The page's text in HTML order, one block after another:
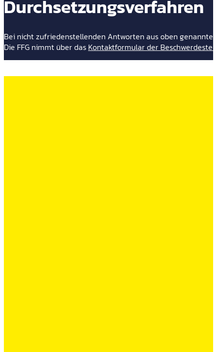
Durchsetzungsverfahren
Bei nicht zufriedenstellenden Antworten aus oben
Die FFG nimmt über das Kontaktformular der